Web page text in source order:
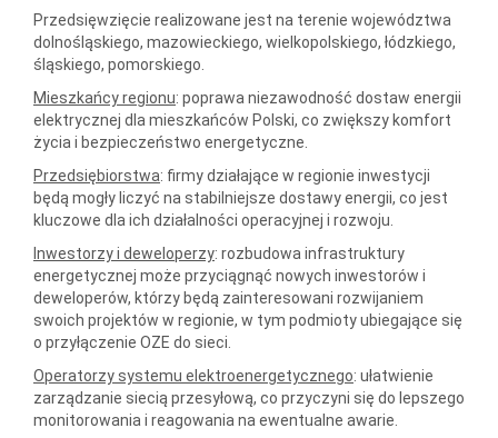
Przedsięwzięcie realizowane jest na terenie województwa
dolnośląskiego, mazowieckiego, wielkopolskiego, łódzkiego,
śląskiego, pomorskiego.
Mieszkańcy regionu: poprawa niezawodność dostaw energii
elektrycznej dla mieszkańców Polski, co zwiększy komfort
życia i bezpieczeństwo energetyczne.
Przedsiębiorstwa: firmy działające w regionie inwestycji
będą mogły liczyć na stabilniejsze dostawy energii, co jest
kluczowe dla ich działalności operacyjnej i rozwoju.
Inwestorzy i deweloperzy: rozbudowa infrastruktury
energetycznej może przyciągnąć nowych inwestorów i
deweloperów, którzy będą zainteresowani rozwijaniem
swoich projektów w regionie, w tym podmioty ubiegające się
o przyłączenie OZE do sieci.
Operatorzy systemu elektroenergetycznego: ułatwienie
zarządzanie siecią przesyłową, co przyczyni się do lepszego
monitorowania i reagowania na ewentualne awarie.